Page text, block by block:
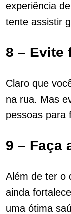
experiência
tente assistir
8 – Evite
Claro que
na rua. Mas
pessoas para
9 – Faça
Além de ter o
ainda
uma ótima